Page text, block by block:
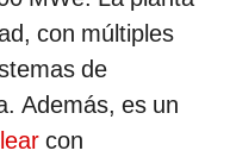
con múltiples
de
Además, es un
con